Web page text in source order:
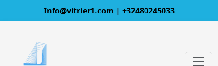
Info@vitrier1.com | +32480245033